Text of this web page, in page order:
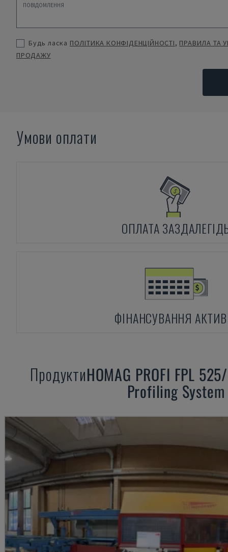
Будь ласка ПОЛІТИКА КОНФІДЕНЦІЙНОСТІ, ПРАВИЛА ТА
ПРОДАЖУ
Умови оплати
ОПЛАТА
ФІНАНСУВАННЯ
ПродуктиHOMAG PROFI FPL
Profiling System